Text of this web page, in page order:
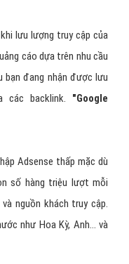
lưu lượng truy cập của
cáo dựa trên nhu cầu
bạn đang nhận được lưu
các backlink. "Google
Adsense thấp mặc dù
số hàng triệu lượt mỗi
nguồn khách truy cập.
như Hoa Kỳ, Anh… và